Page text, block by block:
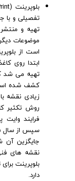
تفصیلی و با
تهیه و
موضوعات
است از
ابتدا روی
کشف شده است.
زیادی نقشه
جایگزین آن
نقشه های
بلوپرینت
دارد.